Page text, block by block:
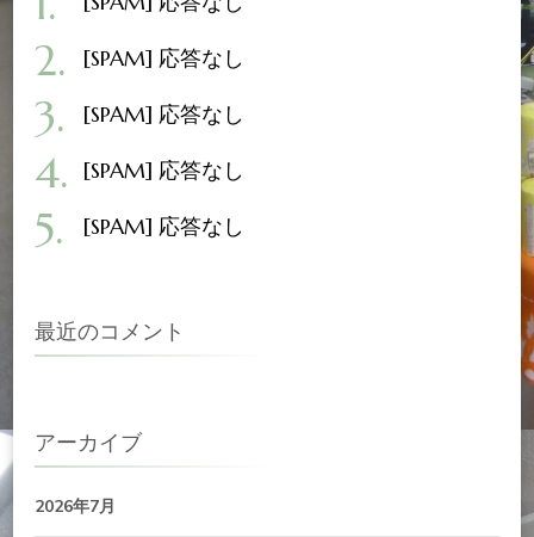
[SPAM] 応答なし
[SPAM] 応答なし
[SPAM] 応答なし
[SPAM] 応答なし
最近のコメント
アーカイブ
2026年7月